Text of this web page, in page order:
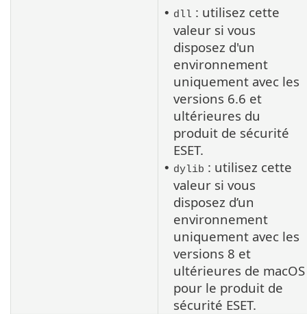
• dll : utilisez cette
valeur si vous
disposez d'un
environnement
uniquement avec les
versions 6.6 et
ultérieures du
produit de sécurité
ESET.
• dylib : utilisez cette
valeur si vous
disposez d’un
environnement
uniquement avec les
versions 8 et
ultérieures de macOS
pour le produit de
sécurité ESET.